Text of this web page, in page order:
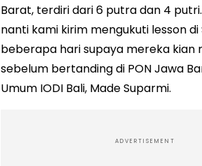
Barat, terdiri dari 6 putra dan 4
nanti kami kirim mengukuti lesson
beberapa hari supaya mereka kian
sebelum bertanding di PON Jawa
Umum IODI Bali, Made Suparmi.
ADVERTISEMENT